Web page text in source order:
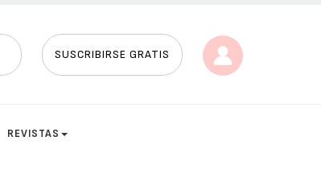
SUSCRIBIRSE GRATIS
REVISTAS